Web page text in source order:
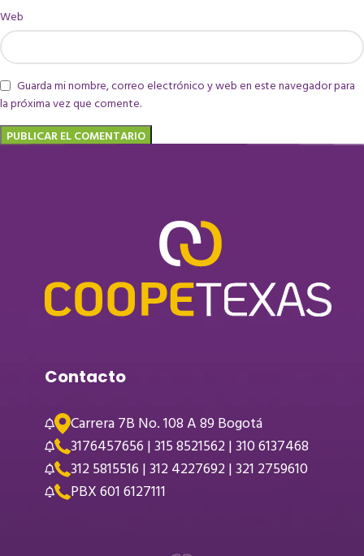
Web
Guarda mi nombre, correo electrónico y web en este navegador para
la próxima vez que comente.
Contacto
Carrera 7B No. 108 A 89 Bogotá
3176457656 | 315 8521562 | 310 6137468
312 5815516 | 312 4227692 | 321 2759610
PBX 601 6127111